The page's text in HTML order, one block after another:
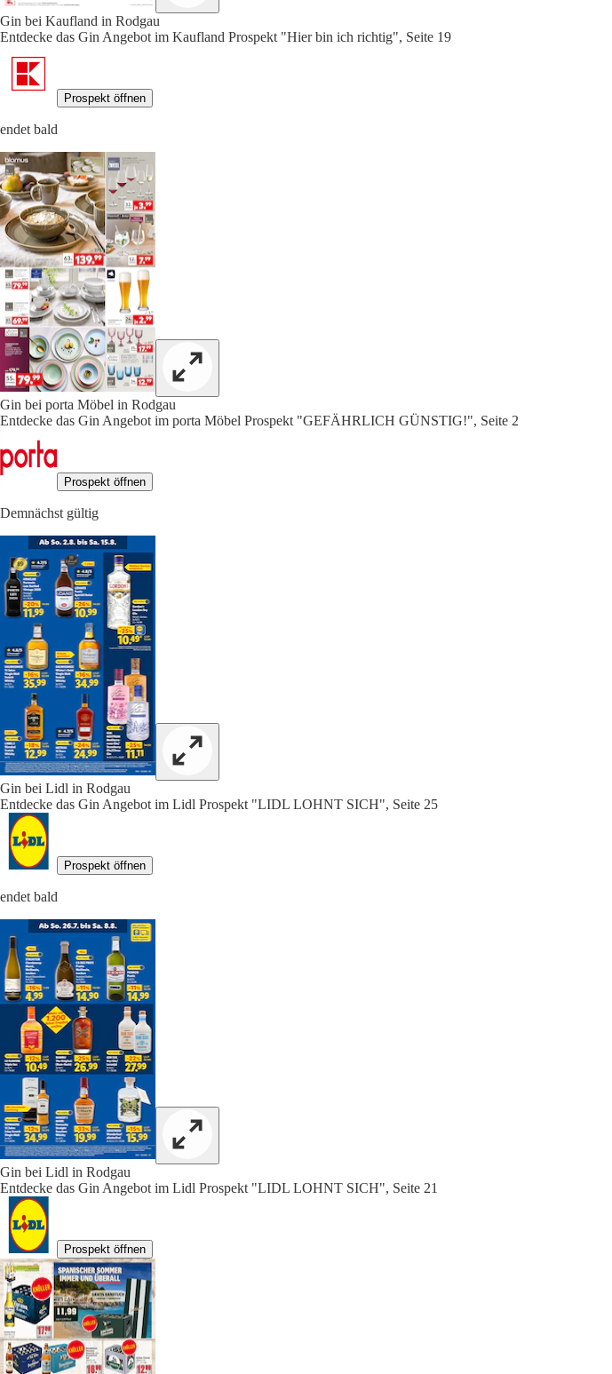
Gin bei Kaufland in Rodgau
Entdecke das Gin Angebot im Kaufland Prospekt "Hier bin ich richtig", Seite 19
Prospekt öffnen
endet bald
Gin bei porta Möbel in Rodgau
Entdecke das Gin Angebot im porta Möbel Prospekt "GEFÄHRLICH GÜNSTIG!", Seite 2
Prospekt öffnen
Demnächst gültig
Gin bei Lidl in Rodgau
Entdecke das Gin Angebot im Lidl Prospekt "LIDL LOHNT SICH", Seite 25
Prospekt öffnen
endet bald
Gin bei Lidl in Rodgau
Entdecke das Gin Angebot im Lidl Prospekt "LIDL LOHNT SICH", Seite 21
Prospekt öffnen